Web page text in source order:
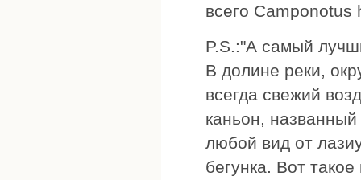
всего Camponotus
P.S.:"А самый
В долине реки,
всегда свежий
каньон,
любой вид от
бегунка. Вот